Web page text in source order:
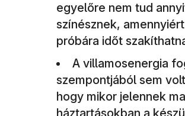
egyelőre nem tud
színésznek,
próbára időt
A villamosenergia
szempontjából sem
hogy mikor jelennek
háztartásokban a